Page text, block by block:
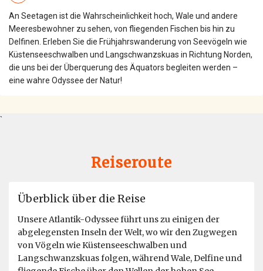
An Seetagen ist die Wahrscheinlichkeit hoch, Wale und andere
Meeresbewohner zu sehen, von fliegenden Fischen bis hin zu
Delfinen. Erleben Sie die Frühjahrswanderung von Seevögeln wie
Küstenseeschwalben und Langschwanzskuas in Richtung Norden,
die uns bei der Überquerung des Äquators begleiten werden –
eine wahre Odyssee der Natur!
`
Reiseroute
Überblick über die Reise
Unsere Atlantik-Odyssee führt uns zu einigen der
abgelegensten Inseln der Welt, wo wir den Zugwegen
von Vögeln wie Küstenseeschwalben und
Langschwanzskuas folgen, während Wale, Delfine und